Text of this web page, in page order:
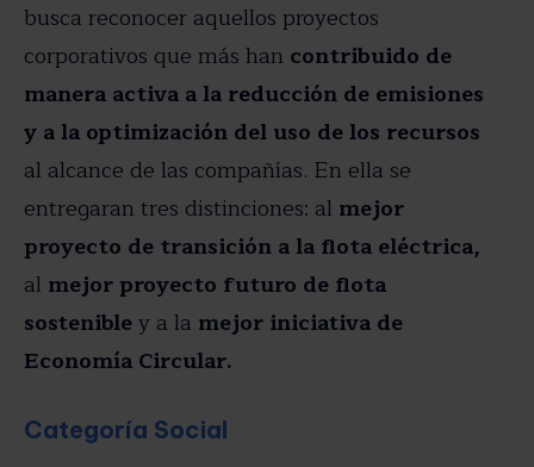
busca reconocer aquellos proyectos
corporativos que más han contribuido de
manera activa a la reducción de emisiones
y a la optimización del uso de los recursos
al alcance de las compañías. En ella se
entregaran tres distinciones: al mejor
proyecto de transición a la flota eléctrica,
al mejor proyecto futuro de flota
sostenibley a la mejor iniciativa de
Economía Circular.
Categoría Social